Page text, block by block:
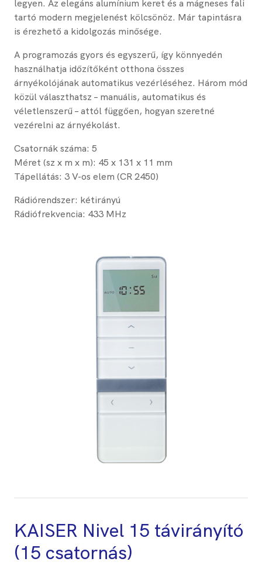
legyen. Az elegáns alumínium keret és a mágneses fali
tartó modern megjelenést kölcsönöz. Már tapintásra
is érezhető a kidolgozás minősége.
A programozás gyors és egyszerű, így könnyedén
használhatja időzítőként otthona összes
árnyékolójának automatikus vezérléséhez. Három mód
közül választhatsz – manuális, automatikus és
véletlenszerű – attól függően, hogyan szeretné
vezérelni az árnyékolást.
Csatornák száma: 5
Méret (sz x m x m): 45 x 131 x 11 mm
Tápellátás: 3 V-os elem (CR 2450)
Rádiórendszer: kétirányú
Rádiófrekvencia: 433 MHz
KAISER Nivel 15 távirányító
(15 csatornás)